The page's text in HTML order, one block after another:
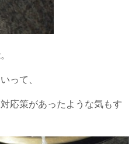
って、
応策があったような気もす